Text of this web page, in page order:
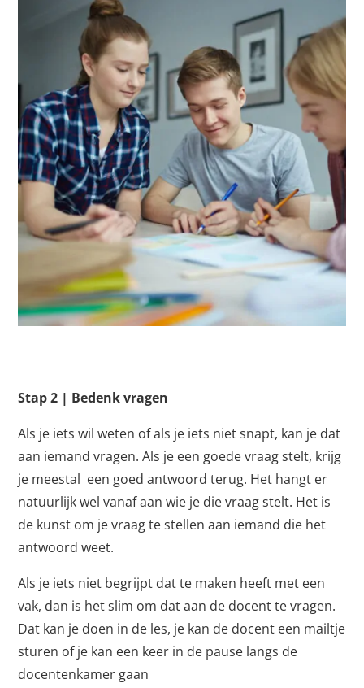
Stap 2 | Bedenk vragen
Als je iets wil weten of als je iets niet snapt, kan je dat
aan iemand vragen. Als je een goede vraag stelt, krijg
je meestal een goed antwoord terug. Het hangt er
natuurlijk wel vanaf aan wie je die vraag stelt. Het is
de kunst om je vraag te stellen aan iemand die het
antwoord weet.
Als je iets niet begrijpt dat te maken heeft met een
vak, dan is het slim om dat aan de docent te vragen.
Dat kan je doen in de les, je kan de docent een mailtje
sturen of je kan een keer in de pause langs de
docentenkamer gaan